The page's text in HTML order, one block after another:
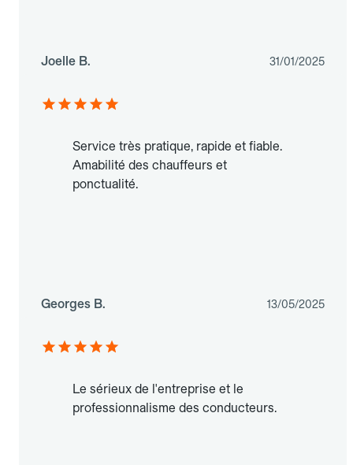
Joelle B. 31/01/2025
Service très pratique, rapide et fiable.
Amabilité des chauffeurs et
ponctualité.
Georges B. 13/05/2025
Le sérieux de l'entreprise et le
professionnalisme des conducteurs.